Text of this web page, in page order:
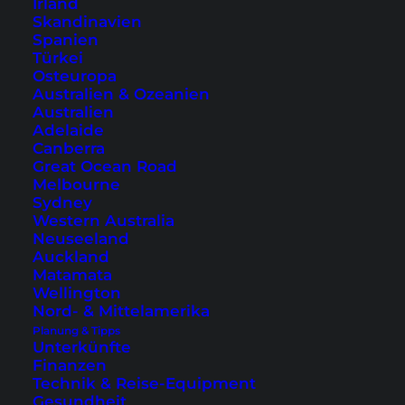
Irland
Skandinavien
Spanien
Türkei
Osteuropa
Australien & Ozeanien
Australien
Adelaide
Canberra
Great Ocean Road
Melbourne
Sydney
Western Australia
Neuseeland
Auckland
Matamata
Wellington
Nord- & Mittelamerika
Planung & Tipps
Unterkünfte
Finanzen
Technik & Reise-Equipment
Gesundheit
unterwegs bist. Ein Highlight sind die Ocean
Pool Villen, wo jedes Zimmer einen privaten,
kleinen Swimmingpool inklusive Strandblick
hat.
Weitere Hotels in Thong Nai Pan auf Koh
Phangan oder in anderen Teilen der Insel findest